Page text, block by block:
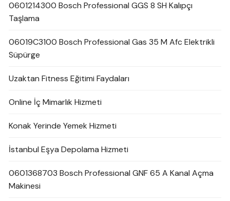
0601214300 Bosch Professional GGS 8 SH Kalıpçı
Taşlama
06019C3100 Bosch Professional Gas 35 M Afc Elektrikli
Süpürge
Uzaktan Fitness Eğitimi Faydaları
Online İç Mimarlık Hizmeti
Konak Yerinde Yemek Hizmeti
İstanbul Eşya Depolama Hizmeti
0601368703 Bosch Professional GNF 65 A Kanal Açma
Makinesi